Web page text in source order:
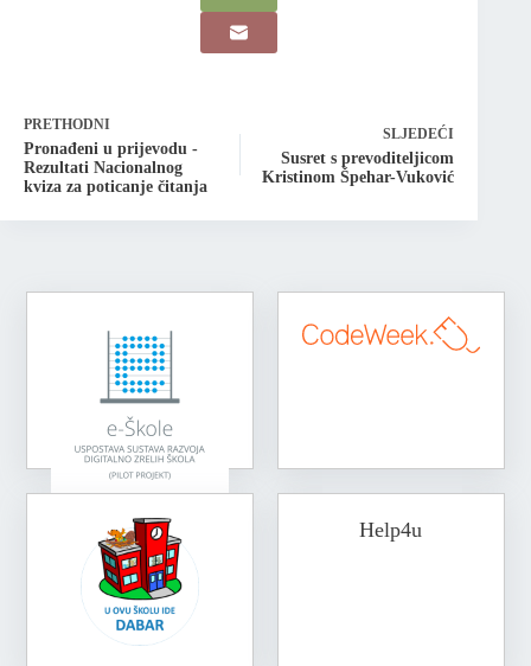
PRETHODNI
Pronađeni u prijevodu -
Rezultati Nacionalnog
kviza za poticanje čitanja
SLJEDEĆI
Susret s prevoditeljicom
Kristinom Špehar-Vuković
Help4u